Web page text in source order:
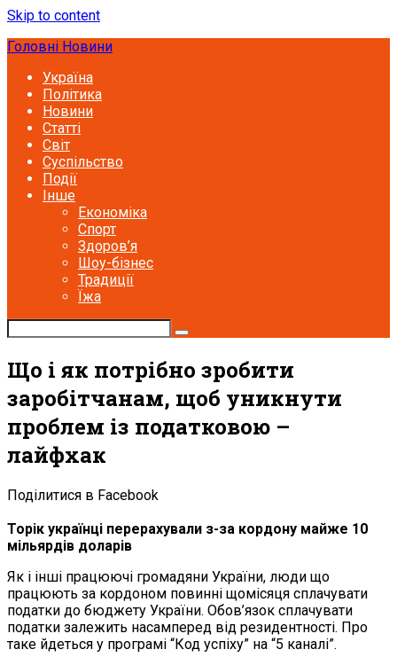
Skip to content
Головні Новини
Україна
Політика
Новини
Статті
Світ
Суспільство
Події
Інше
Економіка
Спорт
Здоров’я
Шоу-бізнес
Традиції
Їжа
Що і як потрібно зробити
заробітчанам, щоб уникнути
проблем із податковою –
лайфхак
Поділитися в Facebook
Торік українці перерахували з-за кордону майже 10
мільярдів доларів
Як і інші працюючі громадяни України, люди що
працюють за кордоном повинні щомісяця сплачувати
податки до бюджету України. Обов’язок сплачувати
податки залежить насамперед від резидентності. Про
таке йдеться у програмі “Код успіху” на “5 каналі”.